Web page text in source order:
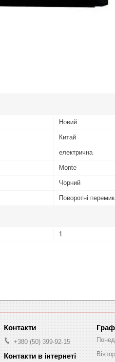
Новий
Китай
електрична
Monte
Чорний
Поворотні
1
+380 (50) 399-92-15